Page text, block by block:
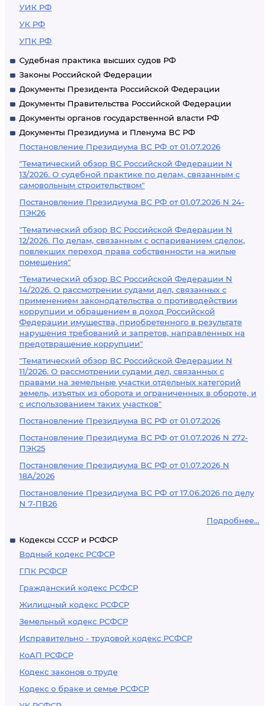
УИК РФ
УК РФ
УПК РФ
Судебная практика высших судов РФ
Законы Российской Федерации
Документы Президента Российской Федерации
Документы Правительства Российской Федерации
Документы органов государственной власти РФ
Документы Президиума и Пленума ВС РФ
Постановление Президиума ВС РФ от 01.07.2026
"Тематический обзор ВС Российской Федерации N
13/2026. О судебной практике по делам, связанным с
самовольным строительством"
Постановление Президиума ВС РФ от 01.07.2026 N 24-
ПЭК26
"Тематический обзор ВС Российской Федерации N
12/2026. По делам, связанным с оспариванием сделок,
повлекших переход права собственности на жилые
помещения"
"Тематический обзор ВС Российской Федерации N
14/2026. О рассмотрении судами дел, связанных с
применением законодательства о противодействии
коррупции и обращением в доход Российской
Федерации имущества, приобретенного в результате
нарушения требований и запретов, направленных на
предотвращение коррупции"
"Тематический обзор ВС Российской Федерации N
11/2026. О рассмотрении судами дел, связанных с
правами на земельные участки отдельных категорий
земель, изъятых из оборота и ограниченных в обороте, и
с использованием таких участков"
Постановление Президиума ВС РФ от 01.07.2026
Постановление Президиума ВС РФ от 01.07.2026 N 272-
ПЭК25
Постановление Президиума ВС РФ от 01.07.2026 N
18А/2026
Постановление Президиума ВС РФ от 17.06.2026 по делу
N 7-ПВ26
Подробнее...
Кодексы СССР и РСФСР
Водный кодекс РСФСР
ГПК РСФСР
Гражданский кодекс РСФСР
Жилищный кодекс РСФСР
Земельный кодекс РСФСР
Исправительно - трудовой кодекс РСФСР
КоАП РСФСР
Кодекс законов о труде
Кодекс о браке и семье РСФСР